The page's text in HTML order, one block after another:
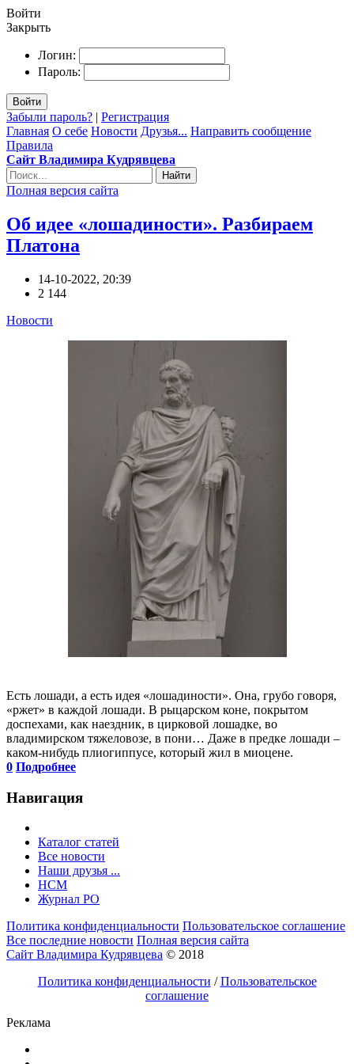
Войти
Закрыть
Логин:
Пароль:
Войти
Забыли пароль? | Регистрация
Главная О себе Новости Друзья... Направить сообщение
Правила
Сайт Владимира Кудрявцева
Найти
Полная версия сайта
Об идее «лошадиности». Разбираем
Платона
14-10-2022, 20:39
2 144
Новости
Есть лошади, а есть идея «лошадиности». Она, грубо говоря,
«ржет» в каждой лошади. В рыцарском коне, покрытом
доспехами, как наездник, в цирковой лошадке, во
владимирском тяжеловозе, в пони… Даже в предке лошади –
каком-нибудь плиогиппусе, который жил в миоцене.
0 Подробнее
Навигация
Каталог статей
Все новости
Наши друзья ...
HCM
Журнал РО
Политика конфиденциальности Пользовательское соглашение
Все последние новости Полная версия сайта
Сайт Владимира Кудрявцева © 2018
Политика конфиденциальности /Пользовательское
соглашение
Реклама